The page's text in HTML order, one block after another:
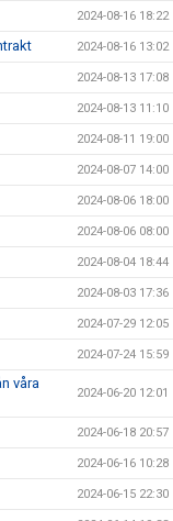
2024-08-16 18:22
2024-08-16 13:02
2024-08-13 17:08
2024-08-13 11:10
2024-08-11 19:00
2024-08-07 14:00
2024-08-06 18:00
2024-08-06 08:00
2024-08-04 18:44
2024-08-03 17:36
2024-07-29 12:05
2024-07-24 15:59
våra
2024-06-20 12:01
2024-06-18 20:57
2024-06-16 10:28
2024-06-15 22:30